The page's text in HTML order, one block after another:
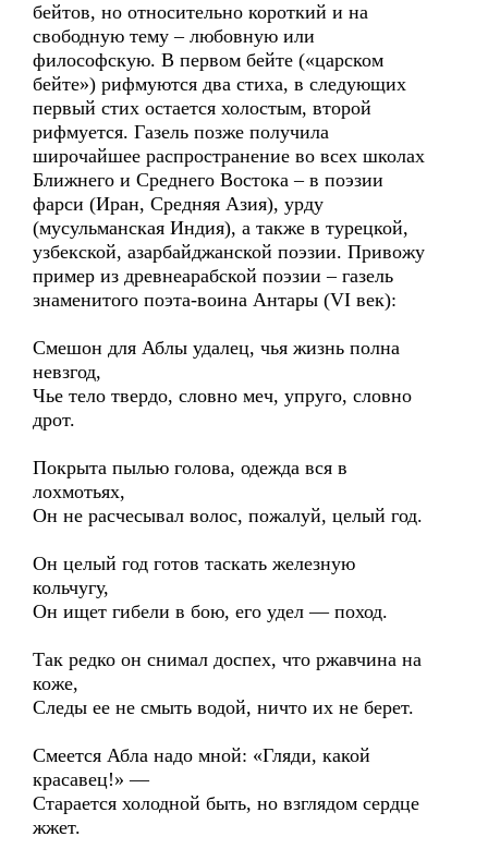
бейтов, но относительно короткий и на
свободную тему – любовную или
философскую. В первом бейте («царском
бейте») рифмуются два стиха, в следующих
первый стих остается холостым, второй
рифмуется. Газель позже получила
широчайшее распространение во всех школах
Ближнего и Среднего Востока – в поэзии
фарси (Иран, Средняя Азия), урду
(мусульманская Индия), а также в турецкой,
узбекской, азарбайджанской поэзии. Привожу
пример из древнеарабской поэзии – газель
знаменитого поэта-воина Антары (VI век):
Смешон для Аблы удалец, чья жизнь полна
невзгод,
Чье тело твердо, словно меч, упруго, словно
дрот.
Покрыта пылью голова, одежда вся в
лохмотьях,
Он не расчесывал волос, пожалуй, целый год.
Он целый год готов таскать железную
кольчугу,
Он ищет гибели в бою, его удел — поход.
Так редко он снимал доспех, что ржавчина на
коже,
Следы ее не смыть водой, ничто их не берет.
Смеется Абла надо мной: «Гляди, какой
красавец!» —
Старается холодной быть, но взглядом сердце
жжет.